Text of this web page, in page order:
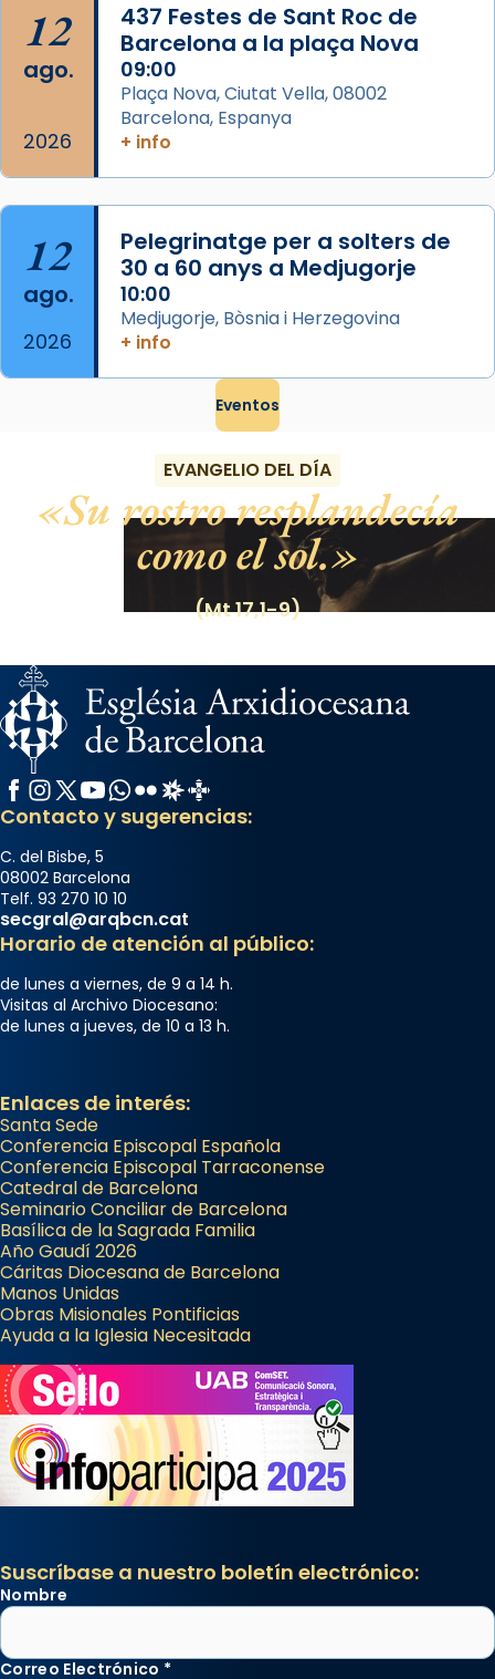
View on Facebook · Share
12
ago.
2026
437 Festes de Sant Roc de
Barcelona a la plaça Nova
09:00
Plaça Nova, Ciutat Vella, 08002
Barcelona, Espanya
+ info
12
ago.
2026
Pelegrinatge per a solters de
30 a 60 anys a Medjugorje
10:00
Medjugorje, Bòsnia i Herzegovina
+ info
Eventos
EVANGELIO DEL DÍA
Su rostro resplandecía
como el sol.
(Mt 17,1-9)
Facebook
Instagram
X / Twitter
YouTube
WhatsApp
FlickrRadio Estel
Catalunya Cristiana
Contacto y sugerencias:
C. del Bisbe, 5
08002 Barcelona
Telf. 93 270 10 10
secgral@arqbcn.cat
Horario de atención al público:
de lunes a viernes, de 9 a 14 h.
Visitas al Archivo Diocesano:
de lunes a jueves, de 10 a 13 h.
Enlaces de interés:
Santa Sede
Conferencia Episcopal Española
Conferencia Episcopal Tarraconense
Catedral de Barcelona
Seminario Conciliar de Barcelona
Basílica de la Sagrada Familia
Año Gaudí 2026
Cáritas Diocesana de Barcelona
Manos Unidas
Obras Misionales Pontificias
Ayuda a la Iglesia Necesitada
Suscríbase a nuestro boletín electrónico:
Nombre
Correo Electrónico *